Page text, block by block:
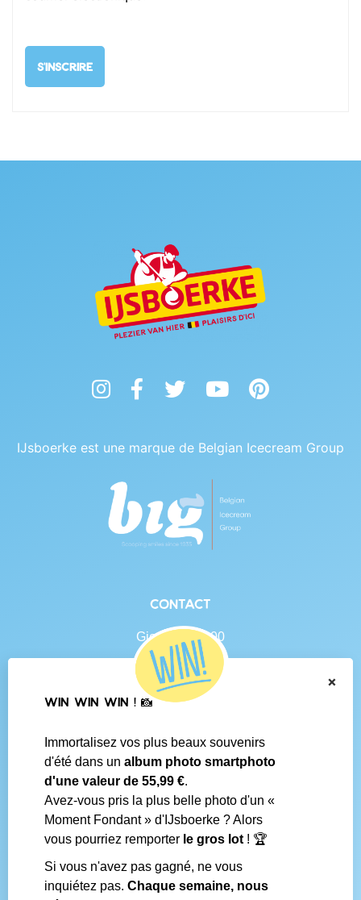
S'INSCRIRE
InstagramFacebookTwitter YouTubePinterest
IJsboerke est une marque de Belgian Icecream Group
Contact
Gierlebaan 100
B-2460 Tielen
BE 0438.625.684
Contact
Conditions générales
Questions fréquentes
Média social
Boutiques IJsboerke
Livrer votre courrier des fans
Concours IJsboerke
×
WIN WIN WIN ! 📸
Immortalisez vos plus beaux souvenirs
d'été dans un album photo smartphoto
d'une valeur de 55,99 €.
Avez-vous pris la plus belle photo d'un «
Moment Fondant » d'IJsboerke ? Alors
vous pourriez remporter le gros lot ! 🏆
Si vous n'avez pas gagné, ne vous
inquiétez pas. Chaque semaine, nous